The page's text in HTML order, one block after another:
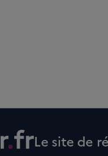
Le site de